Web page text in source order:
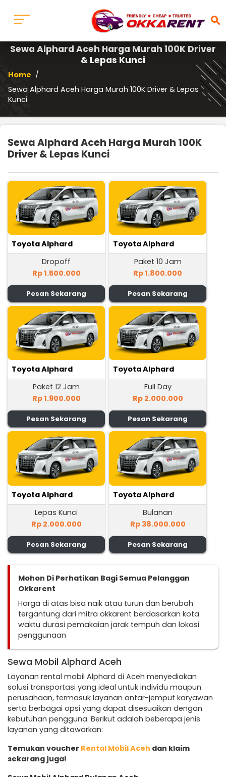
search
Sewa Alphard Aceh Harga Murah 100K Driver
& Lepas Kunci
Home /
Sewa Alphard Aceh Harga Murah 100K Driver & Lepas
Kunci
Sewa Alphard Aceh Harga Murah 100K
Driver & Lepas Kunci
Toyota Alphard
Dropoff
Rp 1.500.000
Pesan Sekarang
Toyota Alphard
Paket 10 Jam
Rp 1.800.000
Pesan Sekarang
Toyota Alphard
Paket 12 Jam
Rp 1.900.000
Pesan Sekarang
Toyota Alphard
Full Day
Rp 2.000.000
Pesan Sekarang
Toyota Alphard
Lepas Kunci
Rp 2.000.000
Pesan Sekarang
Toyota Alphard
Bulanan
Rp 38.000.000
Pesan Sekarang
Mohon Di Perhatikan Bagi Semua Pelanggan
Okkarent
Harga di atas bisa naik atau turun dan berubah
tergantung dari mitra okkarent berdasarkan kota
waktu durasi pemakaian jarak tempuh dan lokasi
penggunaan
Sewa Mobil Alphard Aceh
Layanan rental mobil Alphard di Aceh menyediakan
solusi transportasi yang ideal untuk individu maupun
perusahaan, termasuk layanan antar-jemput karyawan
serta berbagai opsi yang dapat disesuaikan dengan
kebutuhan pengguna. Berikut adalah beberapa jenis
layanan yang ditawarkan:
Temukan voucher Rental Mobil Aceh dan klaim
sekarang juga!